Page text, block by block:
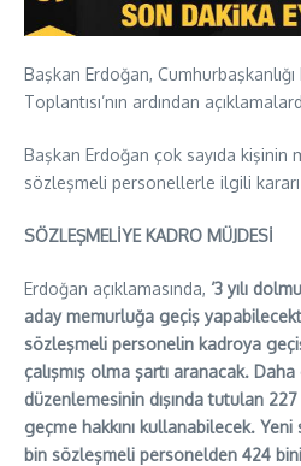
Başkan Erdoğan,
Toplantısı’nın ardından
Başkan Erdoğan çok sayıda kişinin
sözleşmeli personellerle ilgili
SÖZLEŞMELİYE KADRO MÜJDESİ
Erdoğan açıklamasında, ‘3 yılı
aday memurluğa geçiş
sözleşmeli personelin kadroya
çalışmış olma şartı aranacak.
düzenlemesinin dışında tutulan
geçme hakkını kullanabilecek.
bin sözleşmeli personelden 424